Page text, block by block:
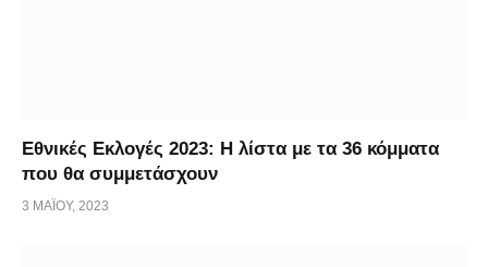
Εθνικές Εκλογές 2023: Η λίστα με τα 36 κόμματα
που θα συμμετάσχουν
3 ΜΑΪ́ΟΥ, 2023